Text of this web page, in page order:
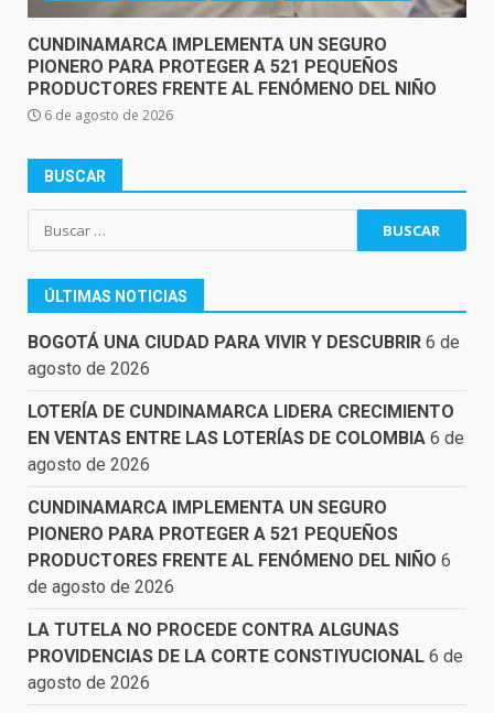
CUNDINAMARCA IMPLEMENTA UN SEGURO
PIONERO PARA PROTEGER A 521 PEQUEÑOS
PRODUCTORES FRENTE AL FENÓMENO DEL NIÑO
6 de agosto de 2026
BUSCAR
Buscar:
ÚLTIMAS NOTICIAS
BOGOTÁ UNA CIUDAD PARA VIVIR Y DESCUBRIR 6 de
agosto de 2026
LOTERÍA DE CUNDINAMARCA LIDERA CRECIMIENTO
EN VENTAS ENTRE LAS LOTERÍAS DE COLOMBIA 6 de
agosto de 2026
CUNDINAMARCA IMPLEMENTA UN SEGURO
PIONERO PARA PROTEGER A 521 PEQUEÑOS
PRODUCTORES FRENTE AL FENÓMENO DEL NIÑO 6
de agosto de 2026
LA TUTELA NO PROCEDE CONTRA ALGUNAS
PROVIDENCIAS DE LA CORTE CONSTIYUCIONAL 6 de
agosto de 2026